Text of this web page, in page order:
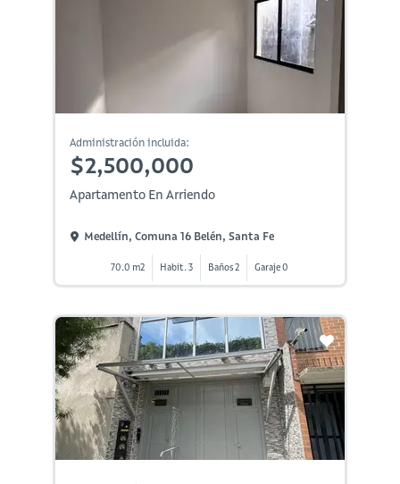
Administración incluida:
$2,500,000
Apartamento En Arriendo
Medellín, Comuna 16 Belén, Santa Fe
70.0 m2 Habit. 3 Baños 2 Garaje 0